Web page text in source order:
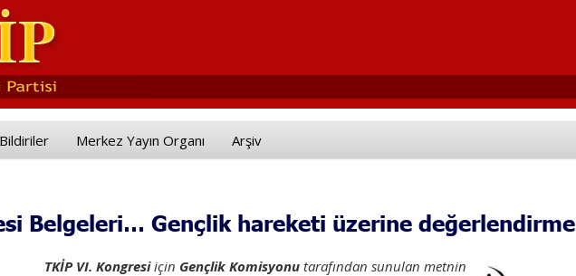
Bildiriler Merkez Yayın Organı Arşiv
Belgeleri… Gençlik hareketi üzerine değerlendirme
TKİP VI. Kongresiiçin Gençlik Komisyonutarafından sunulan metnin